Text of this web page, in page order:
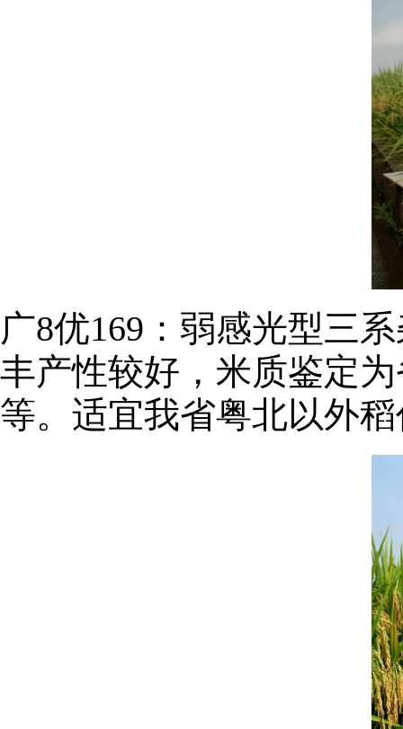
广8优169：弱感光型三
丰产性较好，米质鉴定
等。适宜我省粤北以外